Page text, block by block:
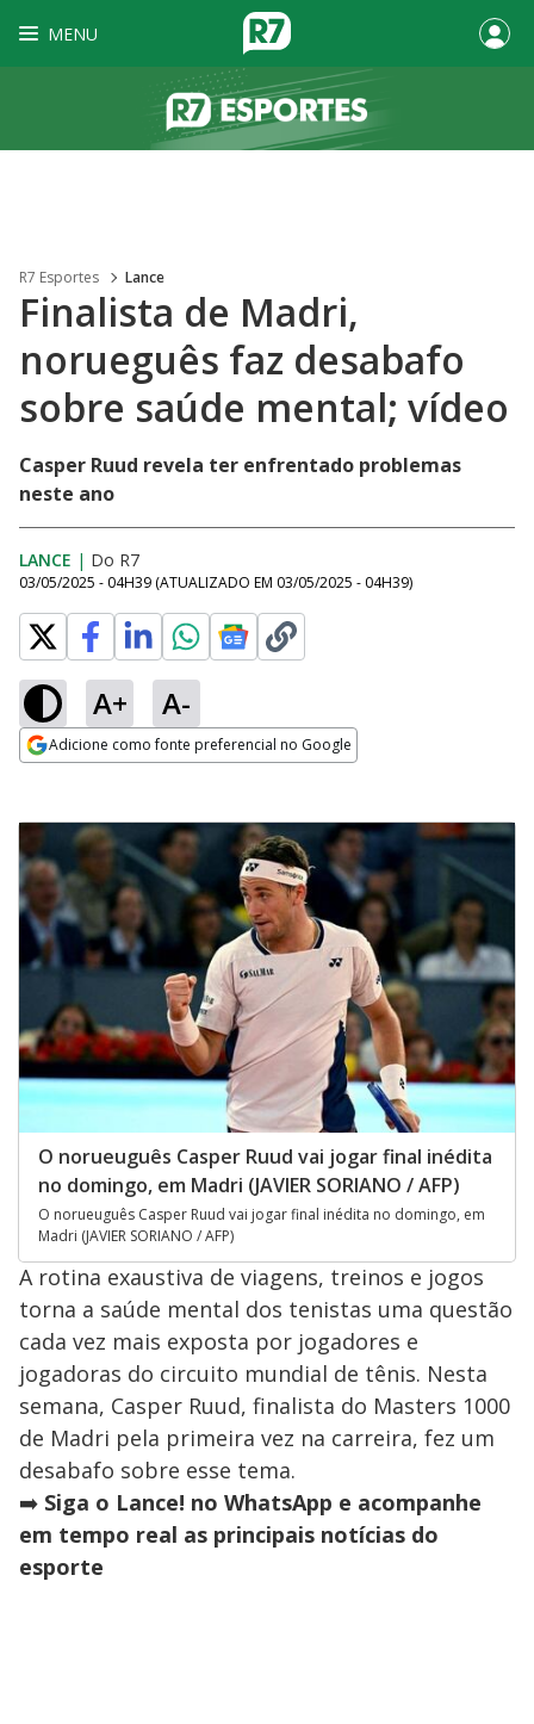
MENU
R7 Esportes Lance
Finalista de Madri,
norueguês faz desabafo
sobre saúde mental; vídeo
Casper Ruud revela ter enfrentado problemas
neste ano
LANCE | Do R7
03/05/2025 - 04H39 (ATUALIZADO EM 03/05/2025 - 04H39)
A+ A-
Adicione como fonte preferencial no Google
O norueuguês Casper Ruud vai jogar final inédita
no domingo, em Madri (JAVIER SORIANO / AFP)
O norueuguês Casper Ruud vai jogar final inédita no domingo, em
Madri (JAVIER SORIANO / AFP)
A rotina exaustiva de viagens, treinos e jogos
torna a saúde mental dos tenistas uma questão
cada vez mais exposta por jogadores e
jogadoras do circuito mundial de tênis. Nesta
semana, Casper Ruud, finalista do Masters 1000
de Madri pela primeira vez na carreira, fez um
desabafo sobre esse tema.
➡️ Siga o Lance! no WhatsApp e acompanhe
em tempo real as principais notícias do
esporte